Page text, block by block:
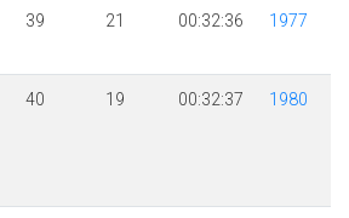
39 21 00:32:36 1977
40 19 00:32:37 1980